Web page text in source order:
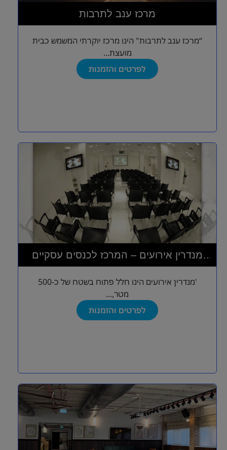
מרכז ענב לתרבות
“מרכז ענב לתרבות" הינו מרכז יוקרתי המשמש כבית
מועצת...
לפרטים והזמנות
מנדרין אירועים – המרכז לכנסים עסקיים
ואירועי בוטיק
'מנדרין אירועים הינו חלל פתוח בשטח של כ-500
מטר,...
לפרטים והזמנות